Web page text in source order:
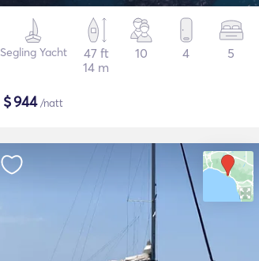
Segling Yacht
47 ft
14 m
10 4 5
$944/natt